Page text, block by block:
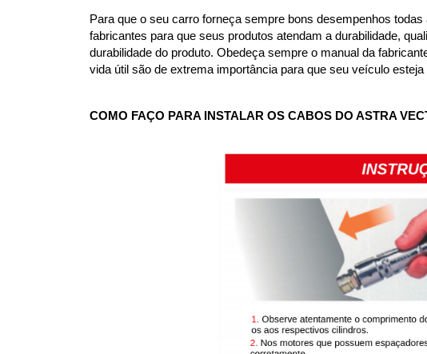
Para que o seu carro forneça sempre bons desempenhos
fabricantes para que seus produtos atendam a durabilidade,
durabilidade do produto. Obedeça sempre o manual da
vida útil são de extrema importância para que seu veículo
COMO FAÇO PARA INSTALAR OS CABOS DO ASTRA